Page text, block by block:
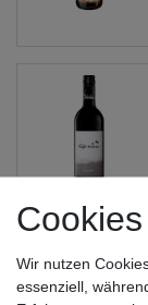
Cookies
Wir nutzen
essenziell,